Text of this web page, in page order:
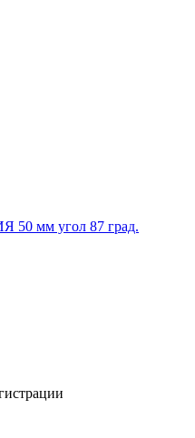
50 мм угол 87 град.